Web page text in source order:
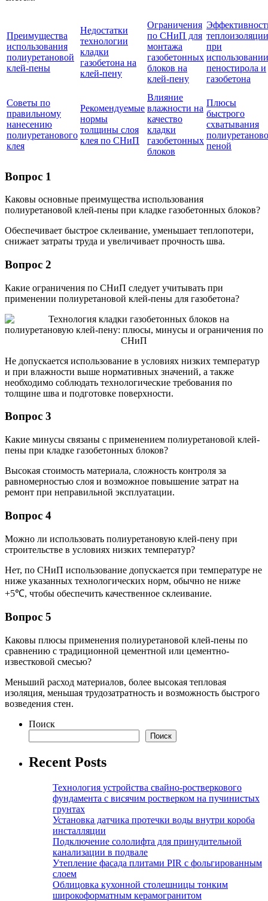
Преимущества
использования
полиуретановой
клей-пены
Недостатки
технологии
кладки
газобетона на
клей-пену
Ограничения
по СНиП для
монтажа
газобетонных
блоков на
клей-пену
теплоизоляции
при
использовании
пеностирола и
газобетона
Советы по
правильному
нанесению
полиуретанового
клея
Рекомендуемые
нормы
толщины слоя
клея по СНиП
Влияние
влажности на
качество
кладки
газобетонных
блоков
Плюсы
быстрого
схватывания
пеной
Вопрос 1
Каковы основные преимущества использования
полиуретановой клей-пены при кладке газобетонных блоков?
Обеспечивает быстрое склеивание, уменьшает теплопотери,
снижает затраты труда и увеличивает прочность шва.
Вопрос 2
Какие ограничения по СНиП следует учитывать при
применении полиуретановой клей-пены для газобетона?
Не допускается использование в условиях низких температур
и при влажности выше нормативных значений, а также
необходимо соблюдать технологические требования по
толщине шва и подготовке поверхности.
Вопрос 3
Какие минусы связаны с применением полиуретановой клей-
пены при кладке газобетонных блоков?
Высокая стоимость материала, сложность контроля за
равномерностью слоя и возможное повышение затрат на
ремонт при неправильной эксплуатации.
Вопрос 4
Можно ли использовать полиуретановую клей-пену при
строительстве в условиях низких температур?
Нет, по СНиП использование допускается при температуре не
ниже указанных технологических норм, обычно не ниже
+5℃, чтобы обеспечить качественное склеивание.
Вопрос 5
Каковы плюсы применения полиуретановой клей-пены по
сравнению с традиционной цементной или цементно-
известковой смесью?
Меньший расход материалов, более высокая тепловая
изоляция, меньшая трудозатратность и возможность быстрого
возведения стен.
Поиск
Поиск
Recent Posts
Технология устройства свайно-ростверкового
фундамента с висячим ростверком на пучинистых
грунтах
Установка датчика протечки воды внутри короба
инсталляции
Подключение сололифта для принудительной
канализации в подвале
Утепление фасада плитами PIR с фольгированным
слоем
Облицовка кухонной столешницы тонким
широкоформатным керамогранитом